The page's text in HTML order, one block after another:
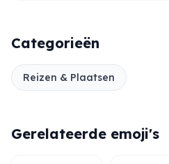
Categorieën
Reizen & Plaatsen
Gerelateerde emoji's